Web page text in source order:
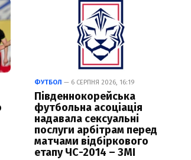
ФУТБОЛ — 6 СЕРПНЯ 2026, 16:19
Південнокорейська
футбольна асоціація
надавала сексуальні
послуги арбітрам перед
матчами відбіркового
етапу ЧС-2014 – ЗМІ